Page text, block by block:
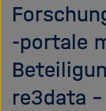
-portale
re3data